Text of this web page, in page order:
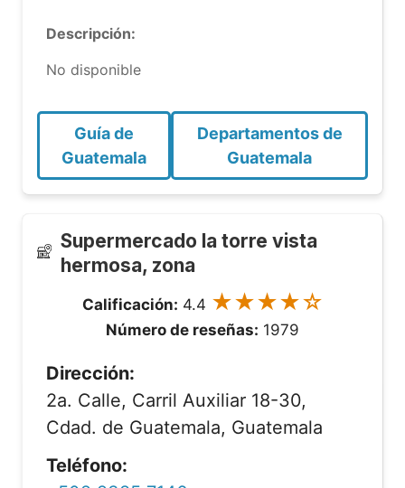
Descripción:
No disponible
Guía de
Guatemala
Departamentos de
Guatemala
Supermercado la torre vista
hermosa, zona
Calificación: 4.4 ★★★★☆
Número de reseñas: 1979
Dirección:
2a. Calle, Carril Auxiliar 18-30,
Cdad. de Guatemala, Guatemala
Teléfono: